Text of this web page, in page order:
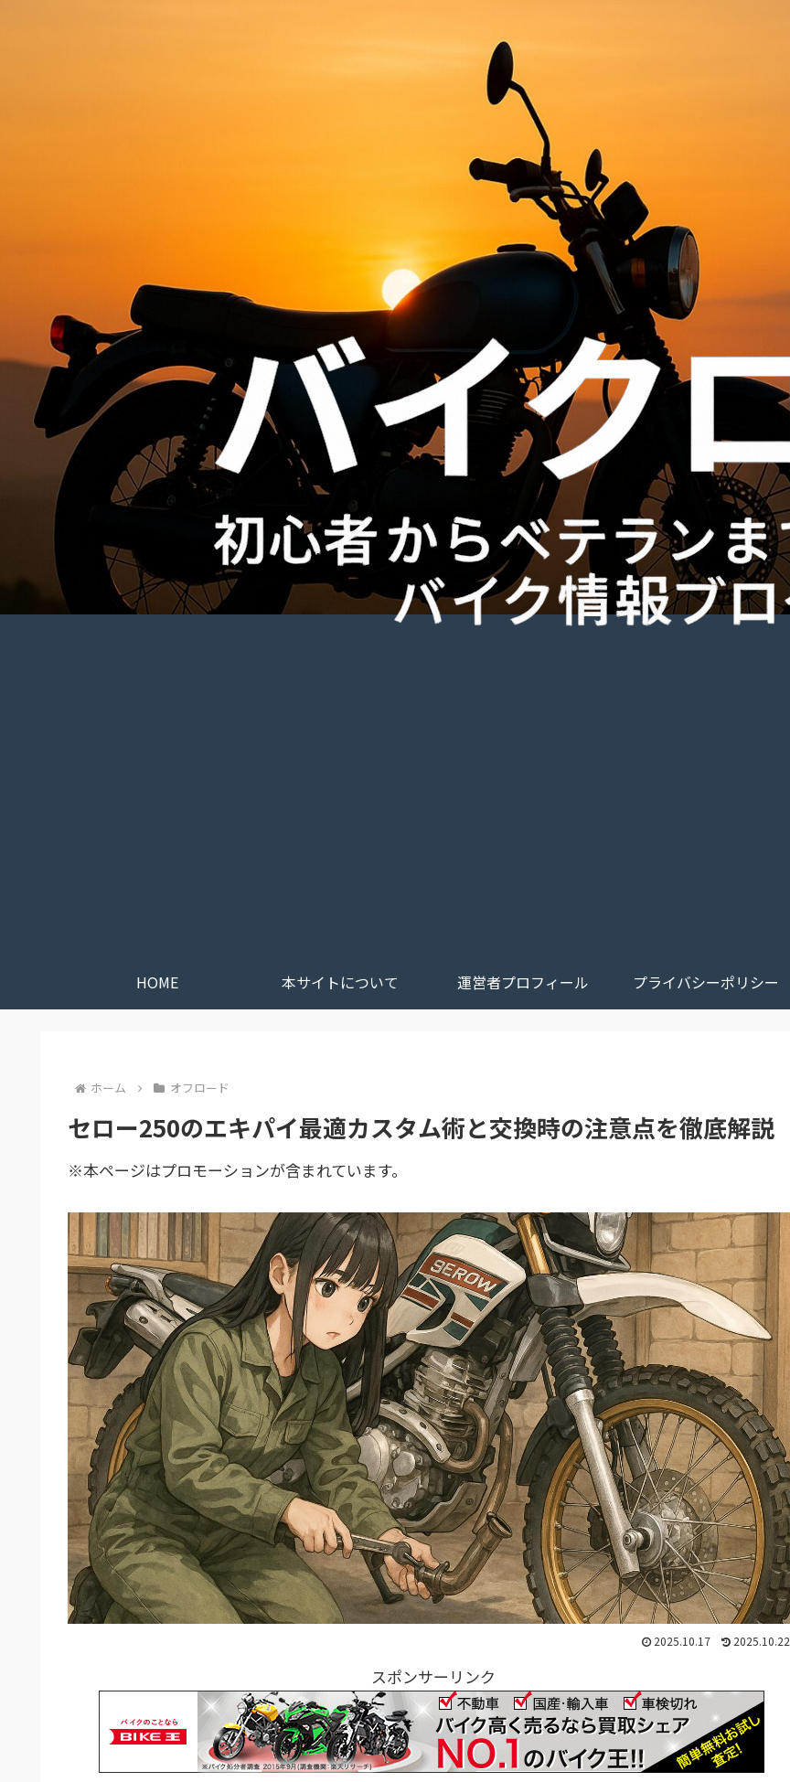
HOME 本サイトについて 運営者プロフィール プライバシーポリシー
ホーム オフロード
セロー250のエキパイ最適カスタム術と交換時の注意点を徹底解説
※本ページはプロモーションが含まれています。
2025.10.17 2025.10.22
スポンサーリンク